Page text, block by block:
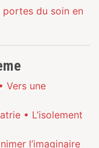
portes du soin en
Vers une
• L’isolement
l’imaginaire